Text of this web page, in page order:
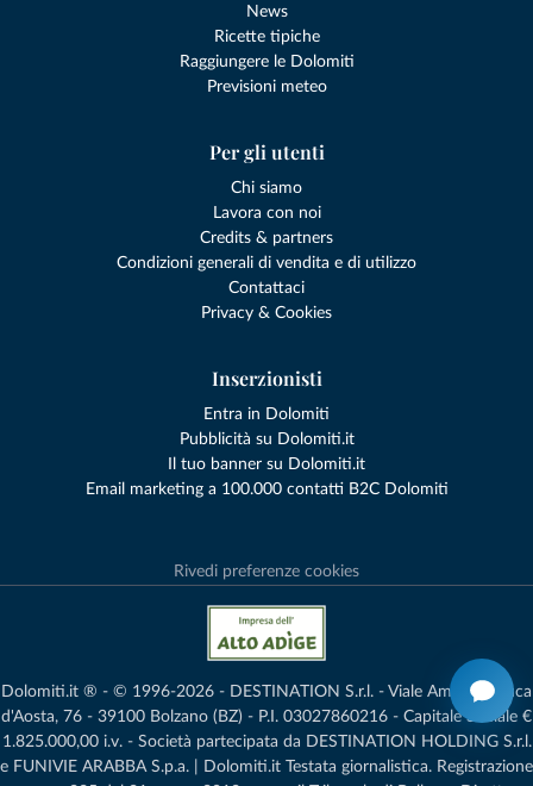
News
Ricette tipiche
Raggiungere le Dolomiti
Previsioni meteo
Per gli utenti
Chi siamo
Lavora con noi
Credits & partners
Condizioni generali di vendita e di utilizzo
Contattaci
Privacy & Cookies
Inserzionisti
Entra in Dolomiti
Pubblicità su Dolomiti.it
Il tuo banner su Dolomiti.it
Email marketing a 100.000 contatti B2C Dolomiti
Rivedi preferenze cookies
Dolomiti.it ® - © 1996-2026 - DESTINATION S.r.l. - Viale Amedeo Duca
d'Aosta, 76 - 39100 Bolzano (BZ) - P.I. 03027860216 - Capitale Sociale €
1.825.000,00 i.v. - Società partecipata da DESTINATION HOLDING S.r.l.
e FUNIVIE ARABBA S.p.a. | Dolomiti.it Testata giornalistica. Registrazione